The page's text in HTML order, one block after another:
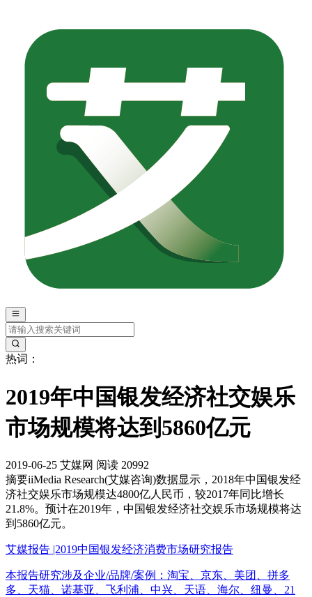
热词：
2019年中国银发经济社交娱乐
市场规模将达到5860亿元
2019-06-25 艾媒网 阅读 20992
摘要iiMedia Research(艾媒咨询)数据显示，2018年中国银发经
济社交娱乐市场规模达4800亿人民币，较2017年同比增长
21.8%。预计在2019年，中国银发经济社交娱乐市场规模将达
到5860亿元。
艾媒报告 |2019中国银发经济消费市场研究报告
本报告研究涉及企业/品牌/案例：淘宝、京东、美团、拼多
多、天猫、诺基亚、飞利浦、中兴、天语、海尔、纽曼、21